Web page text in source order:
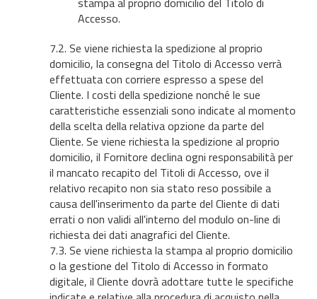
Accesso.
7.2. Se viene richiesta la spedizione al proprio
domicilio, la consegna del Titolo di Accesso verrà
effettuata con corriere espresso a spese del
Cliente. I costi della spedizione nonché le sue
caratteristiche essenziali sono indicate al momento
della scelta della relativa opzione da parte del
Cliente. Se viene richiesta la spedizione al proprio
domicilio, il Fornitore declina ogni responsabilità per
il mancato recapito del Titoli di Accesso, ove il
relativo recapito non sia stato reso possibile a
causa dell'inserimento da parte del Cliente di dati
errati o non validi all'interno del modulo on-line di
richiesta dei dati anagrafici del Cliente.
7.3. Se viene richiesta la stampa al proprio domicilio
o la gestione del Titolo di Accesso in formato
digitale, il Cliente dovrà adottare tutte le specifiche